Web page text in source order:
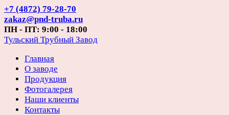
Перейти
к
содержанию
+7 (4872) 79-28-70
zakaz@pnd-truba.ru
ПН - ПТ: 9:00 - 18:00
Тульский Трубный Завод
Главная
О заводе
Продукция
Фотогалерея
Наши клиенты
Контакты